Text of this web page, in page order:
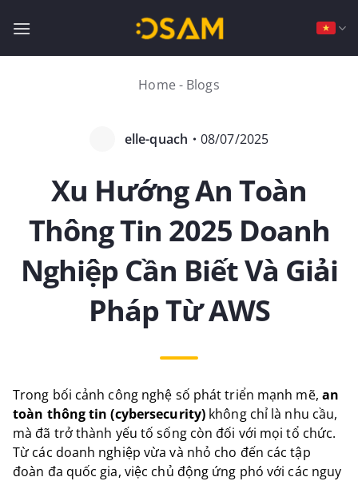
qua
Home- Blogs
elle-quach ・08/07/2025
Xu Hướng An Toàn
Thông Tin 2025 Doanh
Nghiệp Cần Biết Và Giải
Pháp Từ AWS
Trong bối cảnh công nghệ số phát triển mạnh mẽ, an
toàn thông tin (cybersecurity) không chỉ là nhu cầu,
mà đã trở thành yếu tố sống còn đối với mọi tổ chức.
Từ các doanh nghiệp vừa và nhỏ cho đến các tập
đoàn đa quốc gia, việc chủ động ứng phó với các nguy